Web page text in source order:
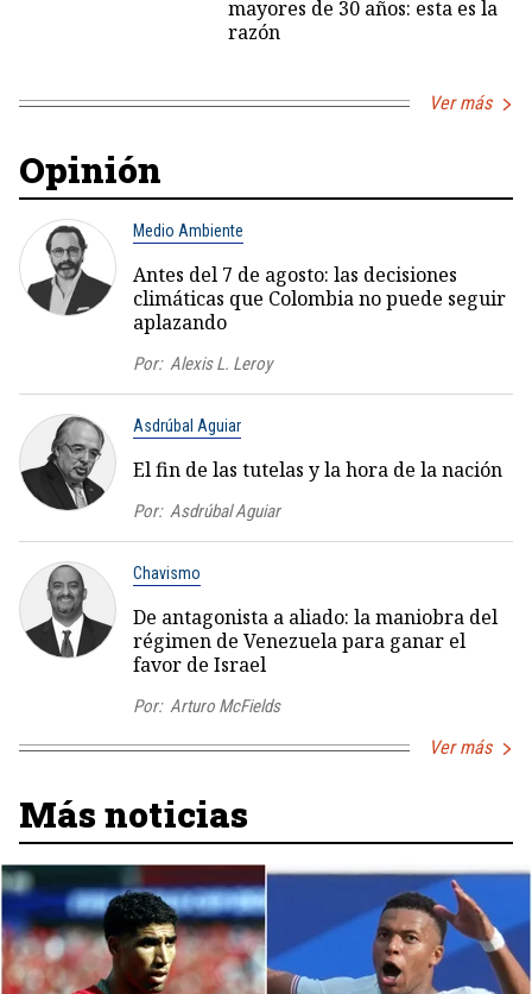
mayores de 30 años: esta es la
razón
Ver más
Opinión
Medio Ambiente
Antes del 7 de agosto: las decisiones
climáticas que Colombia no puede seguir
aplazando
Por: Alexis L. Leroy
Asdrúbal Aguiar
El fin de las tutelas y la hora de la nación
Por: Asdrúbal Aguiar
Chavismo
De antagonista a aliado: la maniobra del
régimen de Venezuela para ganar el
favor de Israel
Por: Arturo McFields
Ver más
Más noticias